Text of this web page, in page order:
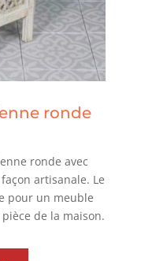
ronde
ronde avec
artisanale. Le
pour un meuble
de la maison.